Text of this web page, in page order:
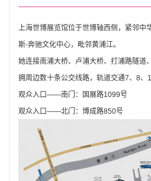
上海世博展览馆位于世博轴西侧，紧邻中
斯-奔驰文化中心，毗邻黄浦江。
她连接南浦大桥、卢浦大桥、打浦路隧道
拥周边数十条公交线路，轨道交通7、8、
观众入口——南门：国展路1099号
观众入口——北门：博成路850号